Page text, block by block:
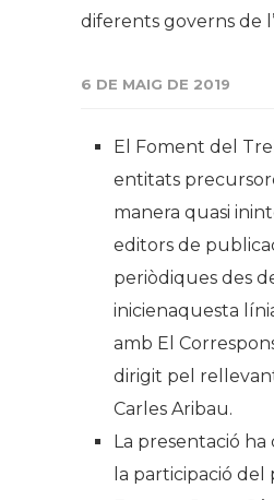
diferents governs de
6 DE MAIG DE 2019
El Foment del
entitats
manera quasi
editors de
periòdiques des
inicienaquesta
amb El
dirigit pel
Carles Aribau.
La presentació
la participació del